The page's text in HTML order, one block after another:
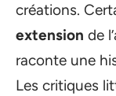
créations.
extension de
raconte une
Les critiques